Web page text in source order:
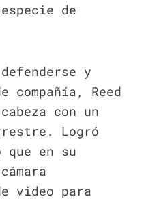
de
y
compañía, Reed
con un
Logró
que en su
video para